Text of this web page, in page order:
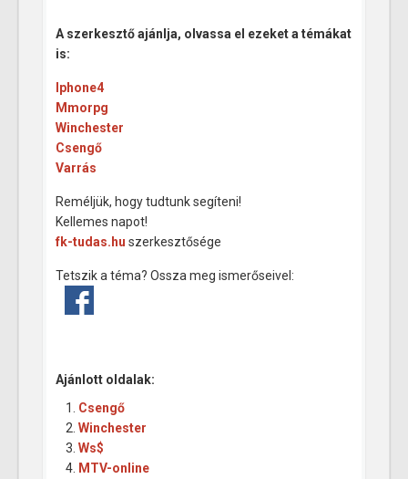
A szerkesztő ajánlja, olvassa el ezeket a témákat
is:
Iphone4
Mmorpg
Winchester
Csengő
Varrás
Reméljük, hogy tudtunk segíteni!
Kellemes napot!
fk-tudas.hu szerkesztősége
Tetszik a téma? Ossza meg ismerőseivel:
Ajánlott oldalak:
Csengő
Winchester
Ws$
MTV-online